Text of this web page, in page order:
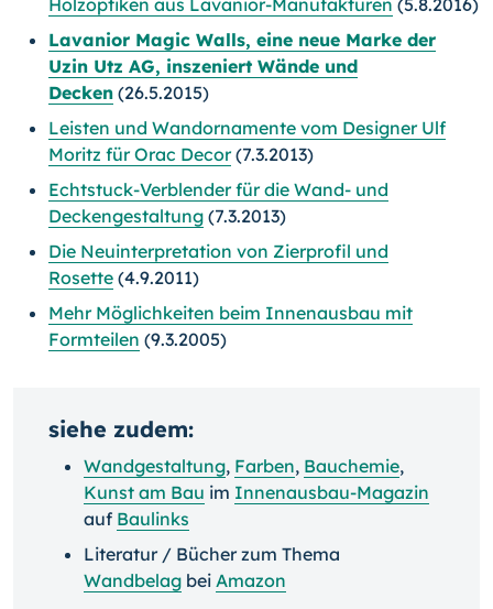
Holzoptiken aus Lavanior-Manufakturen (5.8.2016)
Lavanior Magic Walls, eine neue Marke der
Uzin Utz AG, inszeniert Wände und
Decken (26.5.2015)
Leisten und Wandornamente vom Designer Ulf
Moritz für Orac Decor(7.3.2013)
Echtstuck-Verblender für die Wand- und
Deckengestaltung (7.3.2013)
Die Neuinterpretation von Zierprofil und
Rosette (4.9.2011)
Mehr Möglichkeiten beim Innenausbau mit
Formteilen (9.3.2005)
siehe zudem:
Wandgestaltung, Farben, Bauchemie,
Kunst am Bau im Innenausbau-Magazin
auf Baulinks
Literatur / Bücher zum Thema
Wandbelag bei Amazon